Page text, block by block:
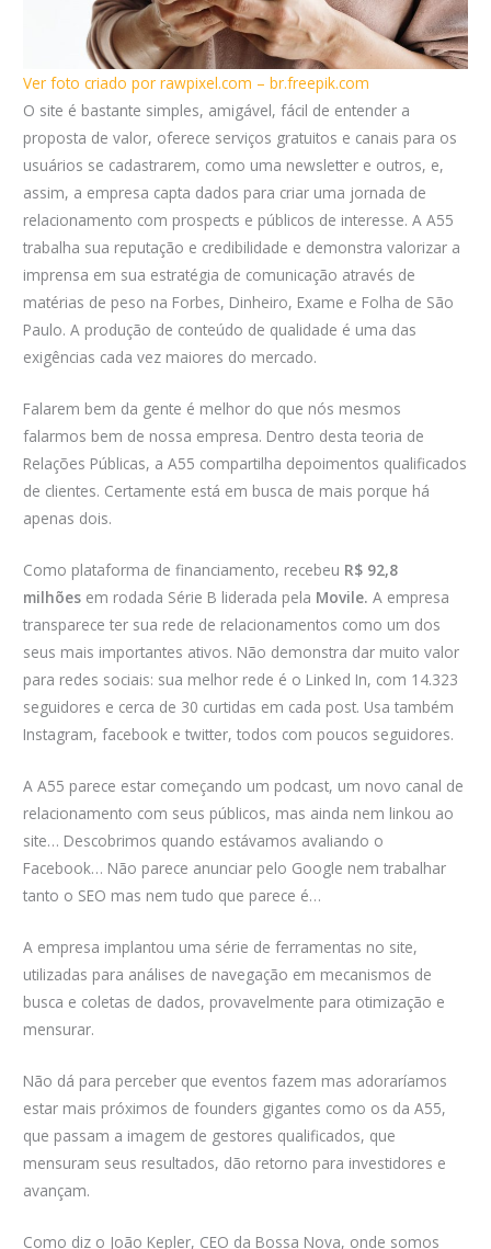
Ver foto criado por rawpixel.com – br.freepik.com
O site é bastante simples, amigável, fácil de entender a
proposta de valor, oferece serviços gratuitos e canais para os
usuários se cadastrarem, como uma newsletter e outros, e,
assim, a empresa capta dados para criar uma jornada de
relacionamento com prospects e públicos de interesse. A A55
trabalha sua reputação e credibilidade e demonstra valorizar a
imprensa em sua estratégia de comunicação através de
matérias de peso na Forbes, Dinheiro, Exame e Folha de São
Paulo. A produção de conteúdo de qualidade é uma das
exigências cada vez maiores do mercado.
Falarem bem da gente é melhor do que nós mesmos
falarmos bem de nossa empresa. Dentro desta teoria de
Relações Públicas, a A55 compartilha depoimentos qualificados
de clientes. Certamente está em busca de mais porque há
apenas dois.
Como plataforma de financiamento, recebeu R$ 92,8
milhões em rodada Série B liderada pela Movile. A empresa
transparece ter sua rede de relacionamentos como um dos
seus mais importantes ativos. Não demonstra dar muito valor
para redes sociais: sua melhor rede é o Linked In, com 14.323
seguidores e cerca de 30 curtidas em cada post. Usa também
Instagram, facebook e twitter, todos com poucos seguidores.
A A55 parece estar começando um podcast, um novo canal de
relacionamento com seus públicos, mas ainda nem linkou ao
site… Descobrimos quando estávamos avaliando o
Facebook… Não parece anunciar pelo Google nem trabalhar
tanto o SEO mas nem tudo que parece é…
A empresa implantou uma série de ferramentas no site,
utilizadas para análises de navegação em mecanismos de
busca e coletas de dados, provavelmente para otimização e
mensurar.
Não dá para perceber que eventos fazem mas adoraríamos
estar mais próximos de founders gigantes como os da A55,
que passam a imagem de gestores qualificados, que
mensuram seus resultados, dão retorno para investidores e
avançam.
Como diz o João Kepler, CEO da Bossa Nova, onde somos